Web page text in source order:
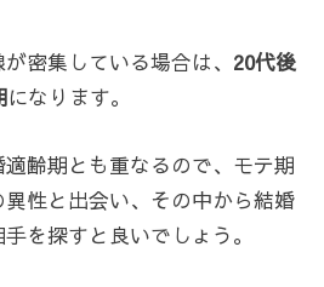
密集している場合は、 20代後
になります。
齢期とも重なるので、モテ期
性と出会い、その中から結婚
を探すと良いでしょう。